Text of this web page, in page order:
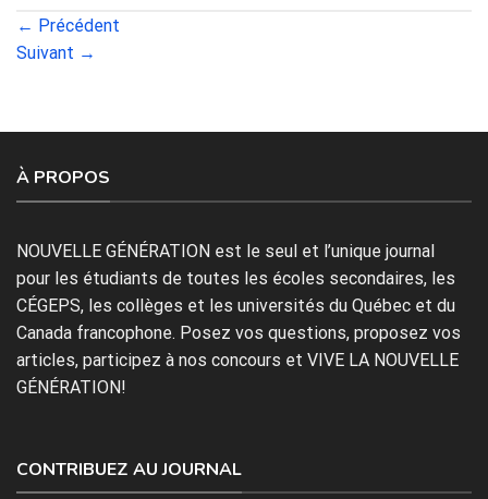
← Précédent
Suivant →
À PROPOS
NOUVELLE GÉNÉRATION est le seul et l’unique journal
pour les étudiants de toutes les écoles secondaires, les
CÉGEPS, les collèges et les universités du Québec et du
Canada francophone. Posez vos questions, proposez vos
articles, participez à nos concours et VIVE LA NOUVELLE
GÉNÉRATION!
CONTRIBUEZ AU JOURNAL